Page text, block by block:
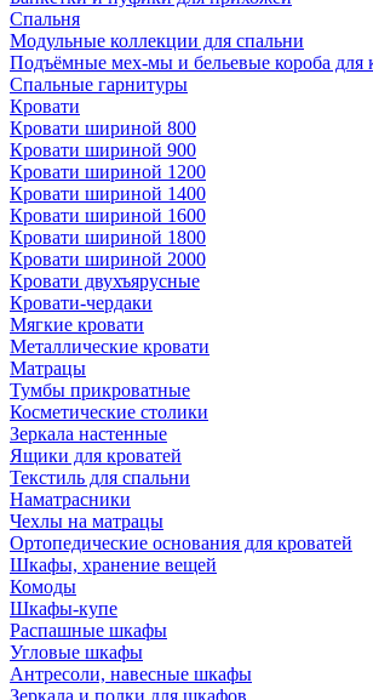
Спальня
Модульные коллекции для спальни
Подъёмные мех-мы и бельевые короба для
Спальные гарнитуры
Кровати
Кровати шириной 800
Кровати шириной 900
Кровати шириной 1200
Кровати шириной 1400
Кровати шириной 1600
Кровати шириной 1800
Кровати шириной 2000
Кровати двухъярусные
Кровати-чердаки
Мягкие кровати
Металлические кровати
Матрацы
Тумбы прикроватные
Косметические столики
Зеркала настенные
Ящики для кроватей
Текстиль для спальни
Наматрасники
Чехлы на матрацы
Ортопедические основания для кроватей
Шкафы, хранение вещей
Комоды
Шкафы-купе
Распашные шкафы
Угловые шкафы
Антресоли, навесные шкафы
Зеркала и полки для шкафов